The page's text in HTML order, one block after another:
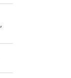
,